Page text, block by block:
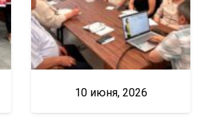
10 июня, 2026